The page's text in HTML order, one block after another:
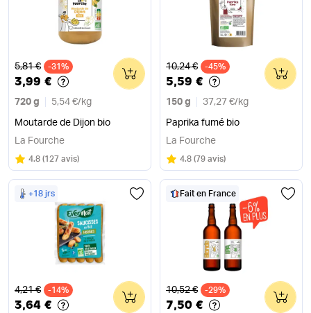
Ancien prix
5,81 € -31%
3,99 €
720 g 5,54 €/ kg
Moutarde de Dijon bio
0
La Fourche
Note
4.8 sur 5
(127 avis)
Ancien prix
10,24 € -45%
5,59 €
150 g 37,27 €/ kg
Paprika fumé bio
0
La Fourche
Note
4.8 sur 5
(79 avis)
+18 jrs
Ancien prix
4,21 € -14%
3,64 €
0
Fait en France
Ancien prix
10,52 € -29%
7,50 €
0